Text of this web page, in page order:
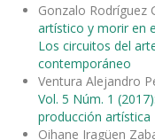
Gonzalo Rodríguez
artístico y morir en
Los circuitos del
contemporáneo
Ventura Alejandro
Vol. 5 Núm. 1
producción artística
Oihane Iragüen